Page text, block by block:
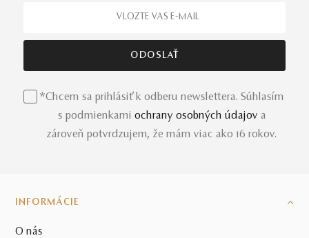
*Chcem sa prihlásiť k odberu newslettera. Súhlasím
s podmienkami ochrany osobných údajov a
zároveň potvrdzujem, že mám viac ako 16 rokov.
INFORMÁCIE
O nás